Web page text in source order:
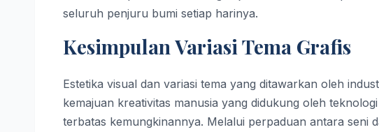
seluruh penjuru bumi setiap harinya.
Kesimpulan Variasi Tema Grafis
Estetika visual dan variasi tema yang ditawarkan oleh
kemajuan kreativitas manusia yang didukung oleh
terbatas kemungkinannya. Melalui perpaduan antara seni